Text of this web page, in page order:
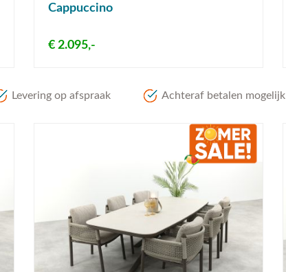
Cappuccino
€ 2.095,-
Levering op afspraak Achteraf betalen mogelijk